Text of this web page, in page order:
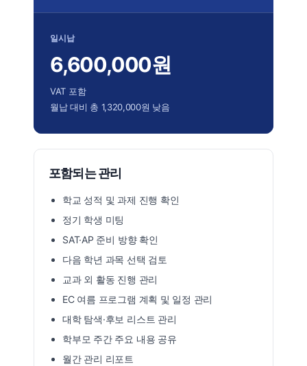
일시납
6,600,000원
VAT 포함
월납 대비 총 1,320,000원 낮음
포함되는 관리
학교 성적 및 과제 진행 확인
정기 학생 미팅
SAT·AP 준비 방향 확인
다음 학년 과목 선택 검토
교과 외 활동 진행 관리
EC 여름 프로그램 계획 및 일정 관리
대학 탐색·후보 리스트 관리
학부모 주간 주요 내용 공유
월간 관리 리포트